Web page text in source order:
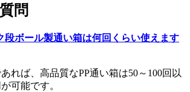
問
段ボール製通い箱は何回くらい使えます
れば、高品質なPP通い箱は50～100回以
可能です。